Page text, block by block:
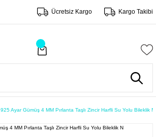
Ücretsiz Kargo Kargo Takibi
925 Ayar Gümüş 4 MM Pırlanta Taşlı Zincir Harfli Su Yolu Bileklik N